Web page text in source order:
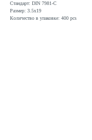
Стандарт: DIN 7981-C
Размер: 3.5x19
Количество в упаковке: 400 pcs